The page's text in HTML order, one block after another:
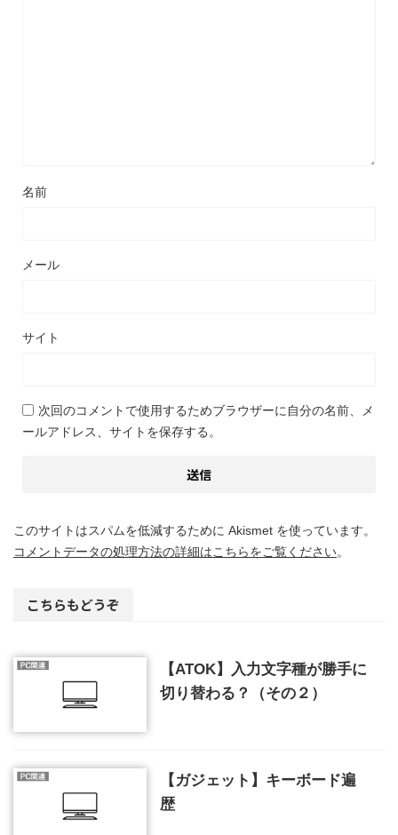
名前
メール
サイト
次回のコメントで使用するためブラウザーに自分の名前、メ
ールアドレス、サイトを保存する。
このサイトはスパムを低減するために Akismet を使っています。
コメントデータの処理方法の詳細はこちらをご覧ください。
こちらもどうぞ
【ATOK】入力文字種が勝手に
切り替わる？（その２）
【ガジェット】キーボード遍
歴